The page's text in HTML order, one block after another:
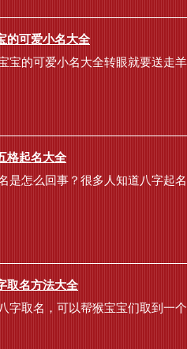
的可爱小名大全
宝的可爱小名大全转眼就要送走
格起名大全
是怎么回事？很多人知道八字起
取名方法大全
字取名，可以帮猴宝宝们取到一